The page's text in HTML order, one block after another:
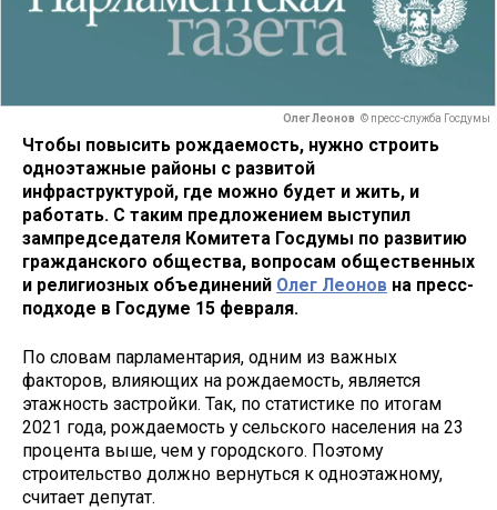
Олег Леонов © пресс-служба Госдумы
Чтобы повысить рождаемость, нужно строить
одноэтажные районы с развитой
инфраструктурой, где можно будет и жить, и
работать. С таким предложением выступил
зампредседателя Комитета Госдумы по развитию
гражданского общества, вопросам общественных
и религиозных объединений Олег Леонов на пресс-
подходе в Госдуме 15 февраля.
По словам парламентария, одним из важных
факторов, влияющих на рождаемость, является
этажность застройки. Так, по статистике по итогам
2021 года, рождаемость у сельского населения на 23
процента выше, чем у городского. Поэтому
строительство должно вернуться к одноэтажному,
считает депутат.